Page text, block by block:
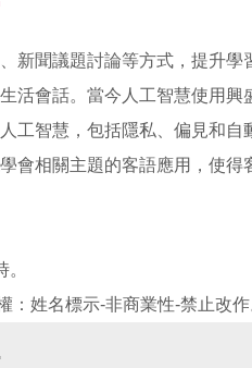
新聞議題討論等方式，提升
活會話。當今人工智慧使用
工智慧，包括隱私、偏見和
會相關主題的客語應用，使得